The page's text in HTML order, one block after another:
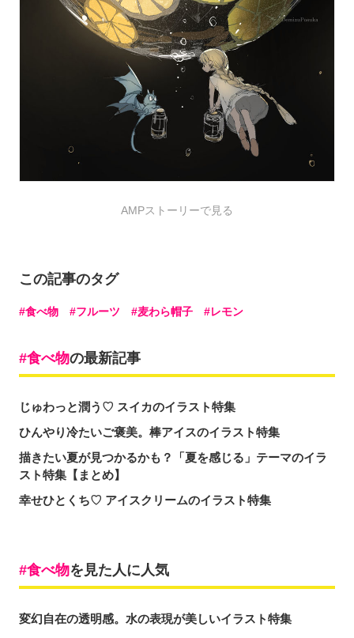
AMPストーリーで見る
この記事のタグ
食べ物 フルーツ 麦わら帽子 レモン
食べ物の最新記事
じゅわっと潤う♡ スイカのイラスト特集
ひんやり冷たいご褒美。棒アイスのイラスト特集
描きたい夏が見つかるかも？「夏を感じる」テーマのイラ
スト特集【まとめ】
幸せひとくち♡ アイスクリームのイラスト特集
食べ物を見た人に人気
変幻自在の透明感。水の表現が美しいイラスト特集